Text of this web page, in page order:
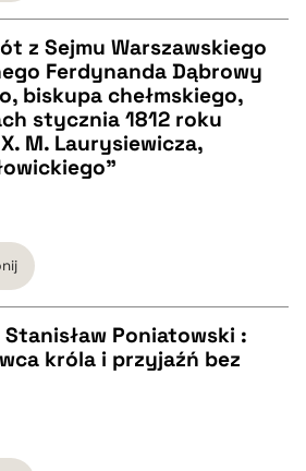
z Sejmu Warszawskiego
Ferdynanda Dąbrowy
biskupa chełmskiego,
stycznia 1812 roku
M. Laurysiewicza,
Poniatowski :
króla i przyjaźń bez